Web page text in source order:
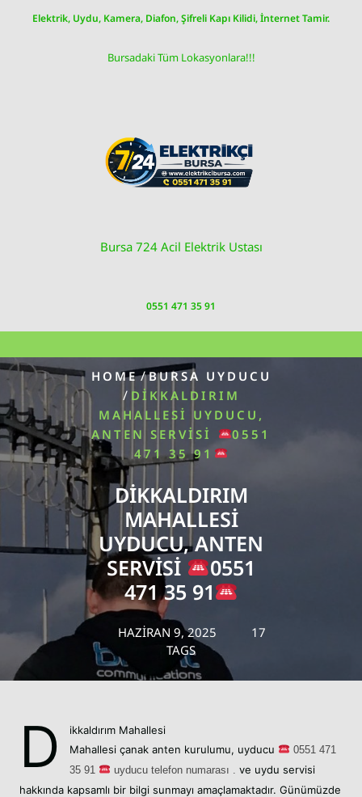
Elektrik, Uydu, Kamera, Diafon, Şifreli Kapı Kilidi, İnternet Tamir.
Bursadaki Tüm Lokasyonlara!!!
Bursa 724 Acil Elektrik Ustası
0551 471 35 91
HOME/BURSA UYDUCU
/ DIKKALDIRIM
MAHALLESI UYDUCU,
ANTEN SERVISI
0551
471 35 91
DIKKALDIRIM
MAHALLESI
UYDUCU, ANTEN
SERVISI
0551
471 35 91
HAZIRAN 9, 2025
17
TAGS
D
ikkaldırım Mahallesi
Mahallesi çanak anten kurulumu, uyducu 0551 471
35 91
uyducu telefon numarası . ve uydu servisi
hakkında kapsamlı bir bilgi sunmayı amaçlamaktadır. Günümüzde